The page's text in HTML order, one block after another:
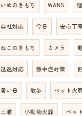
いぬのきもち WANS
自社対応 今日 安心丁
ねこのきもち カメラ
迅速対応 熱中症対策
暑い日 散歩 ペット火
三浦 小動物火葬 ペッ